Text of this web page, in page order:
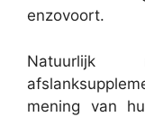
enzovoort.
Natuurlijk
mening van